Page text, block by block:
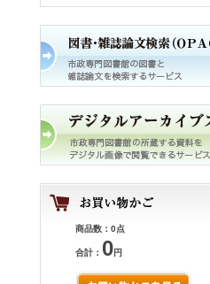
商品数：0点
合計： 0円